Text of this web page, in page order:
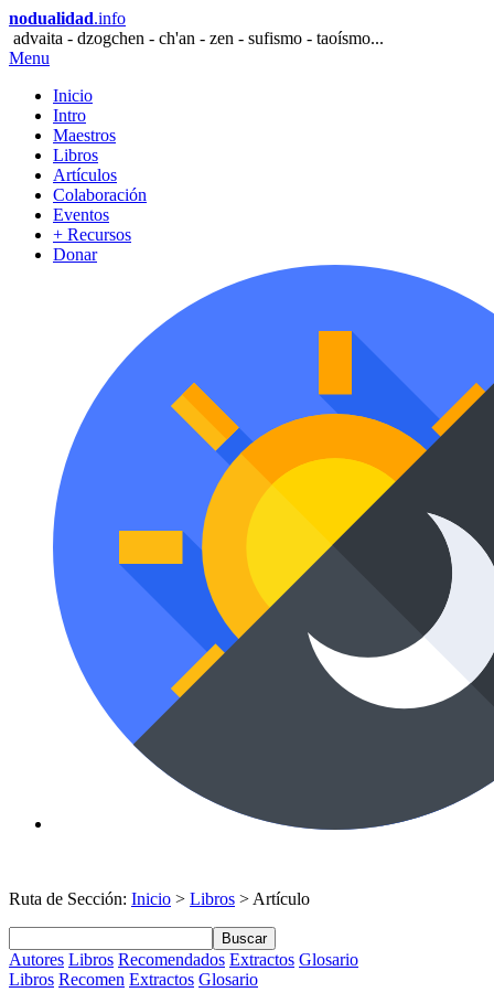
nodualidad.info
advaita - dzogchen - ch'an - zen - sufismo - taoísmo...
Menu
Inicio
Intro
Maestros
Libros
Artículos
Colaboración
Eventos
+ Recursos
Donar
Ruta de Sección: Inicio > Libros > Artículo
Buscar
Autores Libros Recomendados Extractos Glosario
Libros Recomen Extractos Glosario